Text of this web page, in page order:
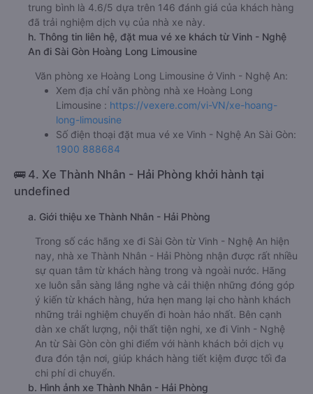
trung bình là 4.6/5 dựa trên 146 đánh giá của khách hàng
đã trải nghiệm dịch vụ của nhà xe này.
h. Thông tin liên hệ, đặt mua vé xe khách từ Vinh - Nghệ
An đi Sài Gòn Hoàng Long Limousine
Văn phòng xe Hoàng Long Limousine ở Vinh - Nghệ An:
Xem địa chỉ văn phòng nhà xe Hoàng Long
Limousine : https://vexere.com/vi-VN/xe-hoang-
long-limousine
Số điện thoại đặt mua vé xe Vinh - Nghệ An Sài Gòn:
1900 888684
🚌 4. Xe Thành Nhân - Hải Phòng khởi hành tại
undefined
a. Giới thiệu xe Thành Nhân - Hải Phòng
Trong số các hãng xe đi Sài Gòn từ Vinh - Nghệ An hiện
nay, nhà xe Thành Nhân - Hải Phòng nhận được rất nhiều
sự quan tâm từ khách hàng trong và ngoài nước. Hãng
xe luôn sẵn sàng lắng nghe và cải thiện những đóng góp
ý kiến từ khách hàng, hứa hẹn mang lại cho hành khách
những trải nghiệm chuyến đi hoàn hảo nhất. Bên cạnh
dàn xe chất lượng, nội thất tiện nghi, xe đi Vinh - Nghệ
An từ Sài Gòn còn ghi điểm với hành khách bởi dịch vụ
đưa đón tận nơi, giúp khách hàng tiết kiệm được tối đa
chi phí di chuyển.
b. Hình ảnh xe Thành Nhân - Hải Phòng